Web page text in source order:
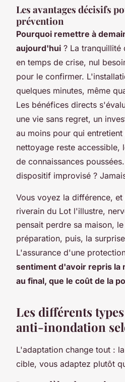
Les avantages décisifs
prévention
Pourquoi remettre à
aujourd'hui ? La tranquillité
en temps de crise, nul
pour le confirmer.
quelques minutes, même
Les bénéfices directs
une vie sans regret, un
au moins pour qui
nettoyage reste accessible,
de connaissances
dispositif improvisé ?
Vous voyez la différence,
riverain du Lot l'illustre,
pensait perdre sa maison,
préparation, puis, la
L'assurance d'une
sentiment d'avoir repris la
au final, que le coût de la
Les différents
anti-inondation
L'adaptation change tout :
cible, vous adaptez plutôt